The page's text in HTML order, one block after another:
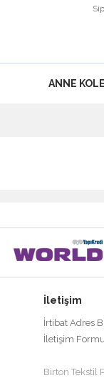
ANNE
İletişim
İrtibat Adres
İletişim
Birton Tekstil